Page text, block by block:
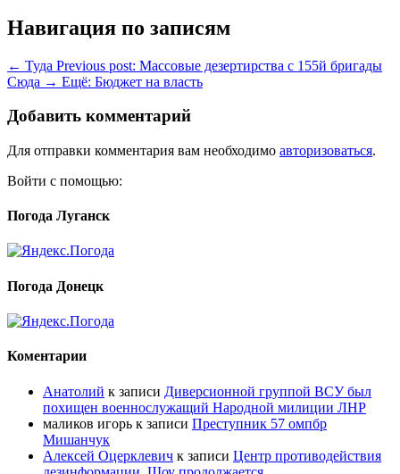
Навигация по записям
← Туда Previous post: Массовые дезертирства с 155й бригады
Сюда → Ещё: Бюджет на власть
Добавить комментарий
Для отправки комментария вам необходимо авторизоваться.
Войти с помощью:
Погода Луганск
Погода Донецк
Коментарии
Анатолий к записи Диверсионной группой ВСУ был
похищен военнослужащий Народной милиции ЛНР
маликов игорь к записи Преступник 57 омпбр
Мишанчук
Алексей Оцерклевич к записи Центр противодействия